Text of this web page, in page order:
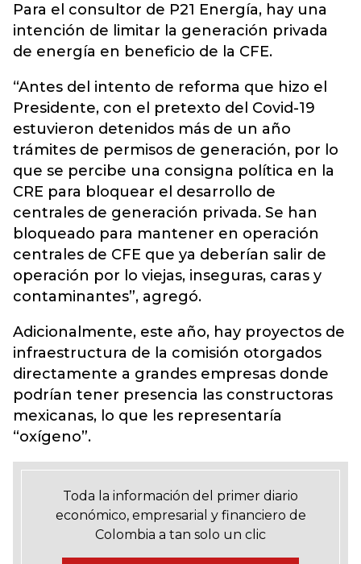
Para el consultor de P21 Energía, hay una
intención de limitar la generación privada
de energía en beneficio de la CFE.
“Antes del intento de reforma que hizo el
Presidente, con el pretexto del Covid-19
estuvieron detenidos más de un año
trámites de permisos de generación, por lo
que se percibe una consigna política en la
CRE para bloquear el desarrollo de
centrales de generación privada. Se han
bloqueado para mantener en operación
centrales de CFE que ya deberían salir de
operación por lo viejas, inseguras, caras y
contaminantes”, agregó.
Adicionalmente, este año, hay proyectos de
infraestructura de la comisión otorgados
directamente a grandes empresas donde
podrían tener presencia las constructoras
mexicanas, lo que les representaría
“oxígeno”.
Toda la información del primer diario
económico, empresarial y financiero de
Colombia a tan solo un clic